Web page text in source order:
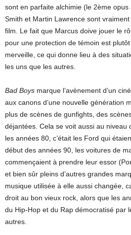
sont en parfaite alchimie (le 2ème
Smith et Martin Lawrence sont
film. Le fait que Marcus doive jouer le
pour une protection de témoin est
merveille, ce qui donne lieu à des
les uns que les autres.
Bad Boys marque l’avènement d’un
aux canons d’une nouvelle génération
plus de scènes de gunfights, des
déjantées. Cela se voit aussi au niveau
les années 80, c’était les Ford qui
début des années 90, les voitures de
commençaient à prendre leur essor
et bien sûr pleins d’autres grandes
musique utilisée à elle aussi changée,
droit au bon vieux rock, alors que les
du Hip-Hop et du Rap démocratisé par
autres.